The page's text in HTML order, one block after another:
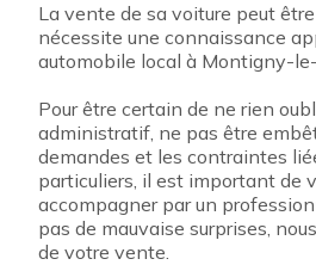
La vente de sa voiture peut
nécessite une connaissance
automobile local à Montigny-
Pour être certain de ne rien
administratif, ne pas être
demandes et les contraintes
particuliers, il est important de
accompagner par un
pas de mauvaise surprises,
de votre vente.